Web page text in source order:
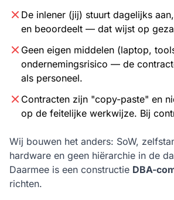
De inlener (jij) stuurt dagelijks
en beoordeelt — dat wijst op
Geen eigen middelen (laptop,
ondernemingsrisico — de
als personeel.
Contracten zijn "copy-paste" en
op de feitelijke werkwijze. Bij
Wij bouwen het anders: SoW,
hardware en geen hiërarchie in de
Daarmee is een constructie DBA-
richten.